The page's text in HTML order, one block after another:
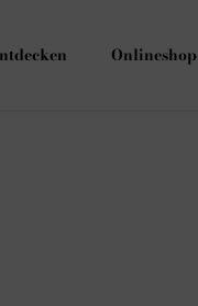
Onlineshop